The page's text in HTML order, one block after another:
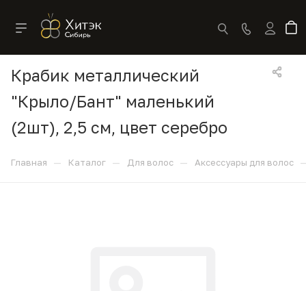
Крабик металлический
"Крыло/Бант" маленький
(2шт), 2,5 см, цвет серебро
Главная — Каталог — Для волос — Аксессуары для волос